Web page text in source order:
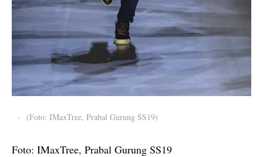
- (Foto: IMaxTree, Prabal Gurung SS19)
Foto: IMaxTree, Prabal Gurung SS19